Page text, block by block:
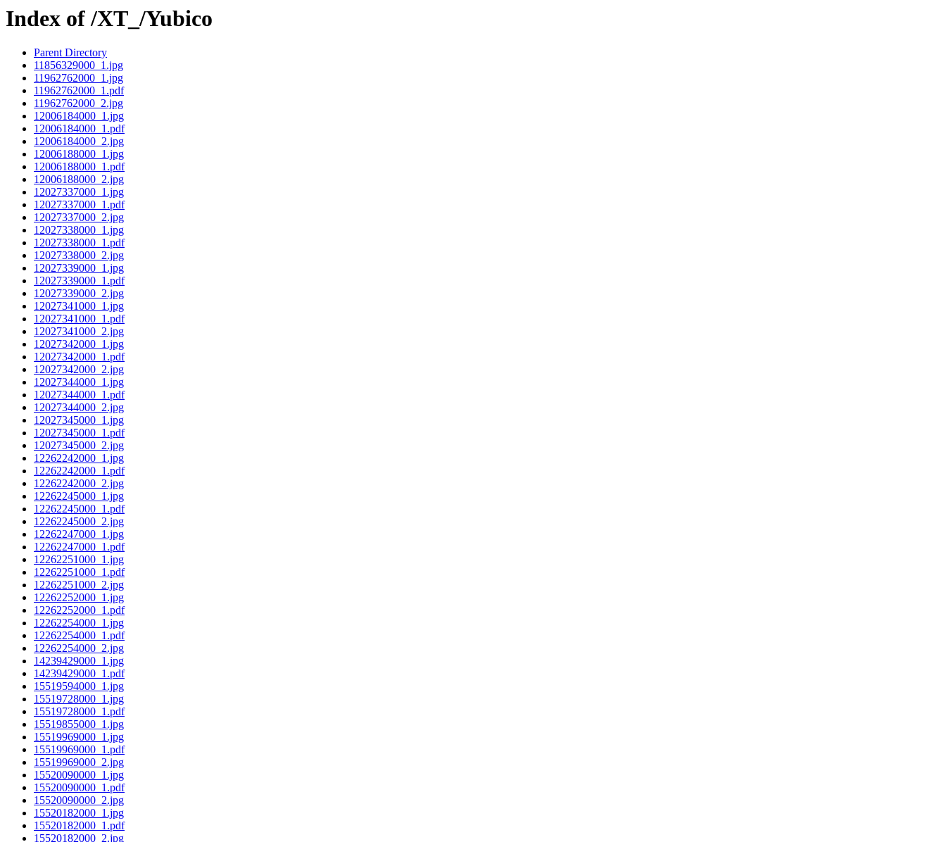
Index of /XT_/Yubico
Parent Directory
11856329000_1.jpg
11962762000_1.jpg
11962762000_1.pdf
11962762000_2.jpg
12006184000_1.jpg
12006184000_1.pdf
12006184000_2.jpg
12006188000_1.jpg
12006188000_1.pdf
12006188000_2.jpg
12027337000_1.jpg
12027337000_1.pdf
12027337000_2.jpg
12027338000_1.jpg
12027338000_1.pdf
12027338000_2.jpg
12027339000_1.jpg
12027339000_1.pdf
12027339000_2.jpg
12027341000_1.jpg
12027341000_1.pdf
12027341000_2.jpg
12027342000_1.jpg
12027342000_1.pdf
12027342000_2.jpg
12027344000_1.jpg
12027344000_1.pdf
12027344000_2.jpg
12027345000_1.jpg
12027345000_1.pdf
12027345000_2.jpg
12262242000_1.jpg
12262242000_1.pdf
12262242000_2.jpg
12262245000_1.jpg
12262245000_1.pdf
12262245000_2.jpg
12262247000_1.jpg
12262247000_1.pdf
12262251000_1.jpg
12262251000_1.pdf
12262251000_2.jpg
12262252000_1.jpg
12262252000_1.pdf
12262254000_1.jpg
12262254000_1.pdf
12262254000_2.jpg
14239429000_1.jpg
14239429000_1.pdf
15519594000_1.jpg
15519728000_1.jpg
15519728000_1.pdf
15519855000_1.jpg
15519969000_1.jpg
15519969000_1.pdf
15519969000_2.jpg
15520090000_1.jpg
15520090000_1.pdf
15520090000_2.jpg
15520182000_1.jpg
15520182000_1.pdf
15520182000_2.jpg